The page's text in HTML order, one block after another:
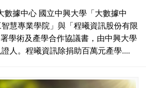
數據中心 國立中興大學「大數據中
慧專業學院」與「程曦資訊股份有限
學術及產學合作協議書，由中興大學
人。程曦資訊除捐助百萬元產學....